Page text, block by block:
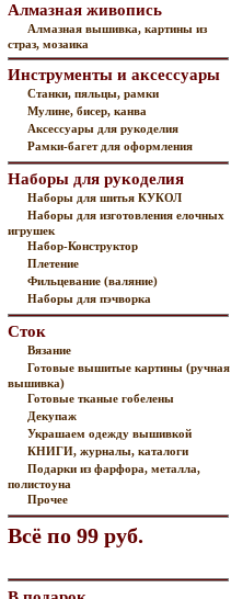
Алмазная живопись
Алмазная вышивка, картины из
страз, мозаика
Инструменты и аксессуары
Станки, пяльцы, рамки
Мулине, бисер, канва
Аксессуары для рукоделия
Рамки-багет для оформления
Наборы для рукоделия
Наборы для шитья КУКОЛ
Наборы для изготовления елочных
игрушек
Набор-Конструктор
Плетение
Фильцевание (валяние)
Наборы для пэчворка
Сток
Вязание
Готовые вышитые картины (ручная
вышивка)
Готовые тканые гобелены
Декупаж
Украшаем одежду вышивкой
КНИГИ, журналы, каталоги
Подарки из фарфора, металла,
полистоуна
Прочее
Всё по 99 руб.